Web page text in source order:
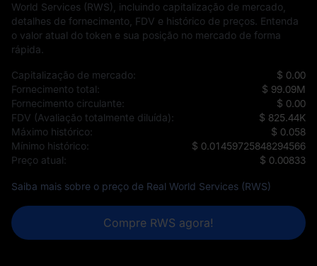
World Services (RWS), incluindo capitalização de mercado,
detalhes de fornecimento, FDV e histórico de preços. Entenda
o valor atual do token e sua posição no mercado de forma
rápida.
Capitalização de mercado:
$ 0.00
Fornecimento total:
$ 99.09M
Fornecimento circulante:
$ 0.00
FDV (Avaliação totalmente diluída):
$ 825.44K
Máximo histórico:
$ 0.058
Mínimo histórico:
$ 0.01459725848294566
Preço atual:
$ 0.00833
Saiba mais sobre o preço de Real World Services (RWS)
Compre RWS agora!